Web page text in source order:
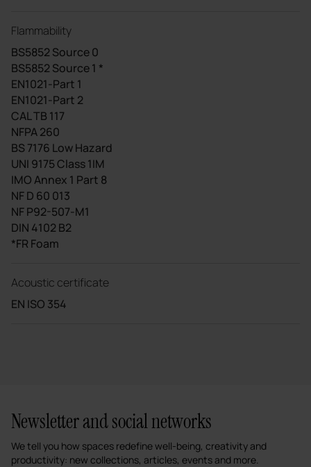
Flammability
BS5852 Source 0
BS5852 Source 1 *
EN1021-Part 1
EN1021-Part 2
CAL TB 117
NFPA 260
BS 7176 Low Hazard
UNI 9175 Class 1IM
IMO Annex 1 Part 8
NF D 60 013
NF P92-507-M1
DIN 4102 B2
*FR Foam
Acoustic certificate
EN ISO 354
Newsletter and social networks
We tell you how spaces redefine well-being, creativity and
productivity: new collections, articles, events and more.